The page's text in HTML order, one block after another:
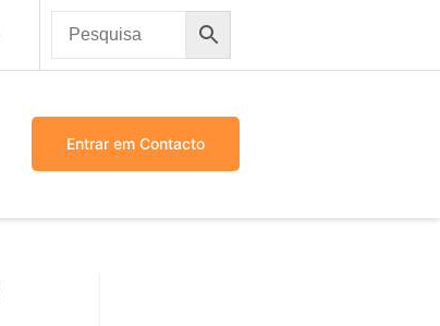
Entrar em Contacto